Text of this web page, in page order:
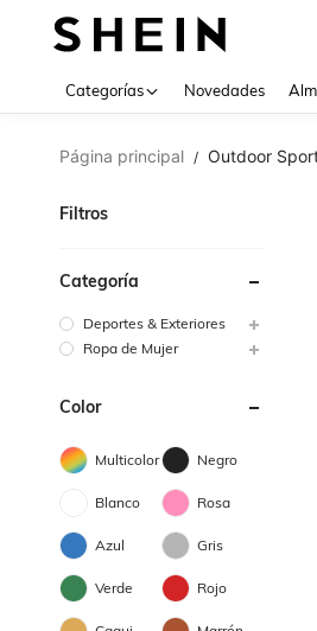
Categorías Novedades
Página principal / Outdoor
Filtros
Categoría
Deportes & Exteriores
Ropa de Mujer
Color
Multicolor Negro
Blanco Rosa
Azul Gris
Verde Rojo